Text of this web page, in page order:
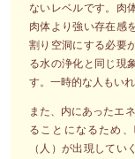
ないレベルです。肉
肉体より強い存在感
割り空洞にする必要
る水の浄化と同じ現
す。一時的な人もい
また、内にあったエ
ることになるため
（人）が出現してい